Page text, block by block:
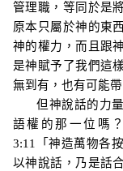
管理職，等同於是
原本只屬於神的東
神的權力，而且跟
是神賦予了我們這
無到有，也有可能
但神說話的力
語權的那一位嗎
3:11
「神造萬物各
以神說話，乃是話